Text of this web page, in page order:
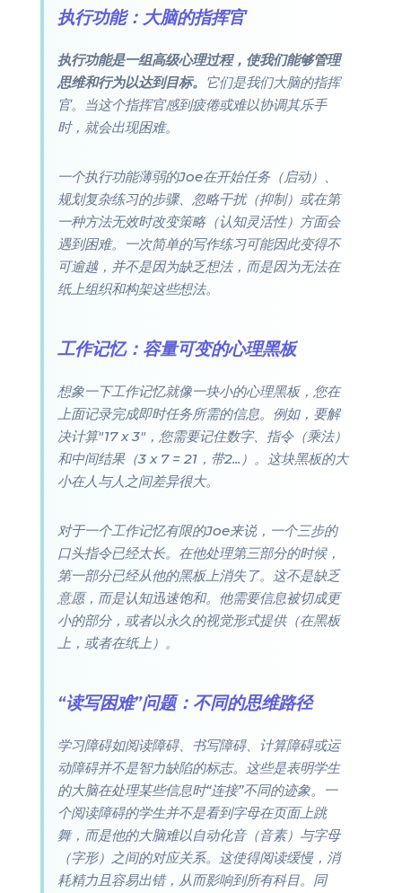
执行功能：大脑的指挥官
执行功能是一组高级心理过程，使我们能够管理
思维和行为以达到目标。 它们是我们大脑的指挥
官。当这个指挥官感到疲倦或难以协调其乐手
时，就会出现困难。
一个执行功能薄弱的Joe在开始任务（启动）、
规划复杂练习的步骤、忽略干扰（抑制）或在第
一种方法无效时改变策略（认知灵活性）方面会
遇到困难。一次简单的写作练习可能因此变得不
可逾越，并不是因为缺乏想法，而是因为无法在
纸上组织和构架这些想法。
工作记忆：容量可变的心理黑板
想象一下工作记忆就像一块小的心理黑板，您在
上面记录完成即时任务所需的信息。例如，要解
决计算"17 x 3"，您需要记住数字、指令（乘法）
和中间结果（3 x 7 = 21，带2...）。这块黑板的大
小在人与人之间差异很大。
对于一个工作记忆有限的Joe来说，一个三步的
口头指令已经太长。在他处理第三部分的时候，
第一部分已经从他的黑板上消失了。这不是缺乏
意愿，而是认知迅速饱和。他需要信息被切成更
小的部分，或者以永久的视觉形式提供（在黑板
上，或者在纸上）。
“读写困难”问题：不同的思维路径
学习障碍如阅读障碍、书写障碍、计算障碍或运
动障碍并不是智力缺陷的标志。这些是表明学生
的大脑在处理某些信息时“连接”不同的迹象。一
个阅读障碍的学生并不是看到字母在页面上跳
舞，而是他的大脑难以自动化音（音素）与字母
（字形）之间的对应关系。这使得阅读缓慢，消
耗精力且容易出错，从而影响到所有科目。同